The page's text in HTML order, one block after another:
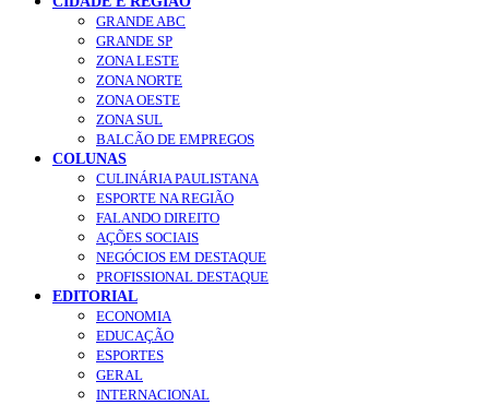
GRANDE ABC
GRANDE SP
ZONA LESTE
ZONA NORTE
ZONA OESTE
ZONA SUL
BALCÃO DE EMPREGOS
COLUNAS
CULINÁRIA PAULISTANA
ESPORTE NA REGIÃO
FALANDO DIREITO
AÇÕES SOCIAIS
NEGÓCIOS EM DESTAQUE
PROFISSIONAL DESTAQUE
EDITORIAL
ECONOMIA
EDUCAÇÃO
ESPORTES
GERAL
INTERNACIONAL